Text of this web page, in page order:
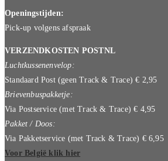
Openingstijden:
Pick-up volgens afspraak
VERZENDKOSTEN POSTNL
Luchtkussenenvelop:
Standaard Post (geen Track & Trace) € 2,95
Brievenbuspakketje:
Via Postservice (met Track & Trace) € 4,95
Pakket / Doos:
Via Pakketservice (met Track & Trace) € 6,95
Voor België klik hier